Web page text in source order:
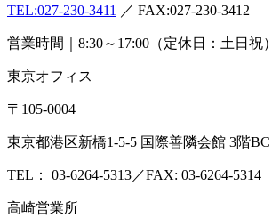
TEL:027-230-3411 ／ FAX:027-230-3412
営業時間｜8:30～17:00（定休日：土日祝）
東京オフィス
〒105-0004
東京都港区新橋1-5-5 国際善隣会館 3階BC
TEL： 03-6264-5313／FAX: 03-6264-5314
高崎営業所